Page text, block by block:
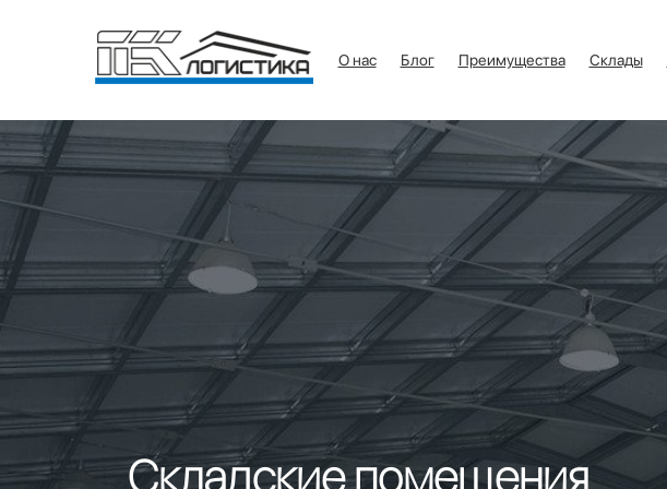
О нас Блог Преимущества Склады
Складские помещения